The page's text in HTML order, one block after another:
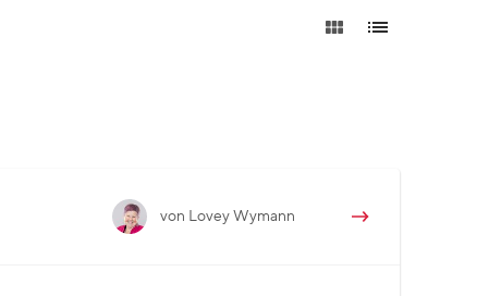
von Lovey Wymann